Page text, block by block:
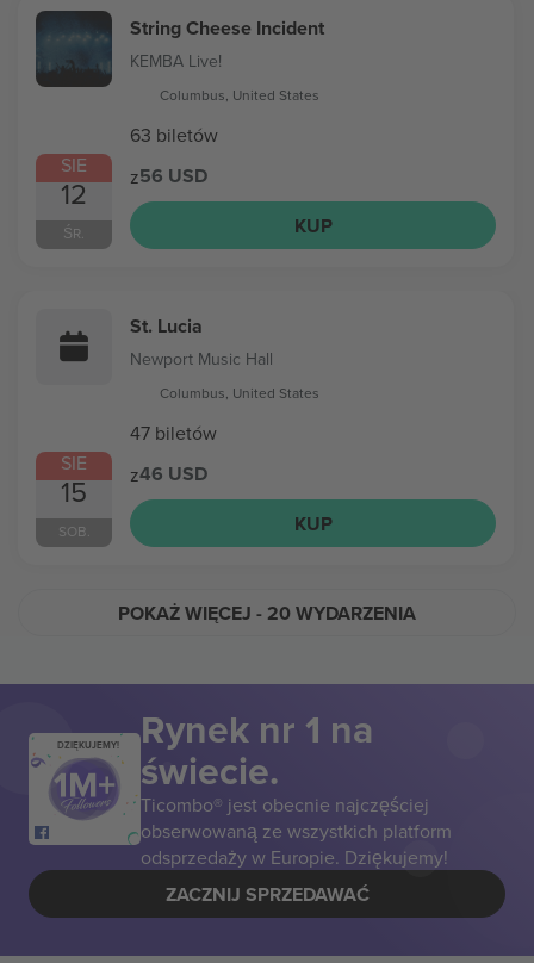
SIE
12
ŚR.
String Cheese Incident
KEMBA Live!
Columbus, United States
63 biletów
z56 USD
KUP
SIE
15
SOB.
St. Lucia
Newport Music Hall
Columbus, United States
47 biletów
z46 USD
KUP
POKAŻ WIĘCEJ - 20 WYDARZENIA
DZIĘKUJEMY! Rynek nr 1 na
świecie.
Ticombo® jest obecnie najczęściej
obserwowaną ze wszystkich platform
odsprzedaży w Europie. Dziękujemy!
ZACZNIJ SPRZEDAWAĆ